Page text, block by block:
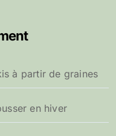
à partir de graines
en hiver